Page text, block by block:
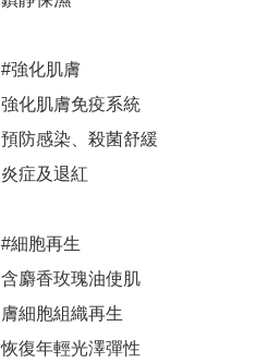
#強化肌膚
強化肌膚免疫系統
預防感染、殺菌舒緩
炎症及退紅
#細胞再生
含麝香玫瑰油使肌
膚細胞組織再生
恢復年輕光澤彈性